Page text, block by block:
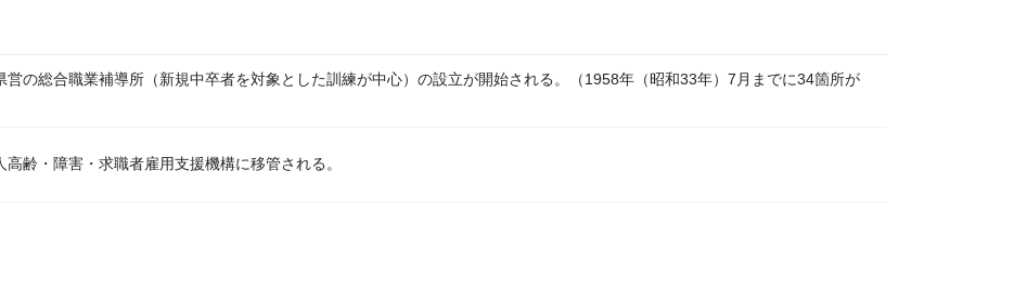
営の総合職業補導所（新規中卒者を対象とした訓練が中心）の設立が開始される。（1958年（昭和33年）7月までに34箇所が
高齢・障害・求職者雇用支援機構に移管される。